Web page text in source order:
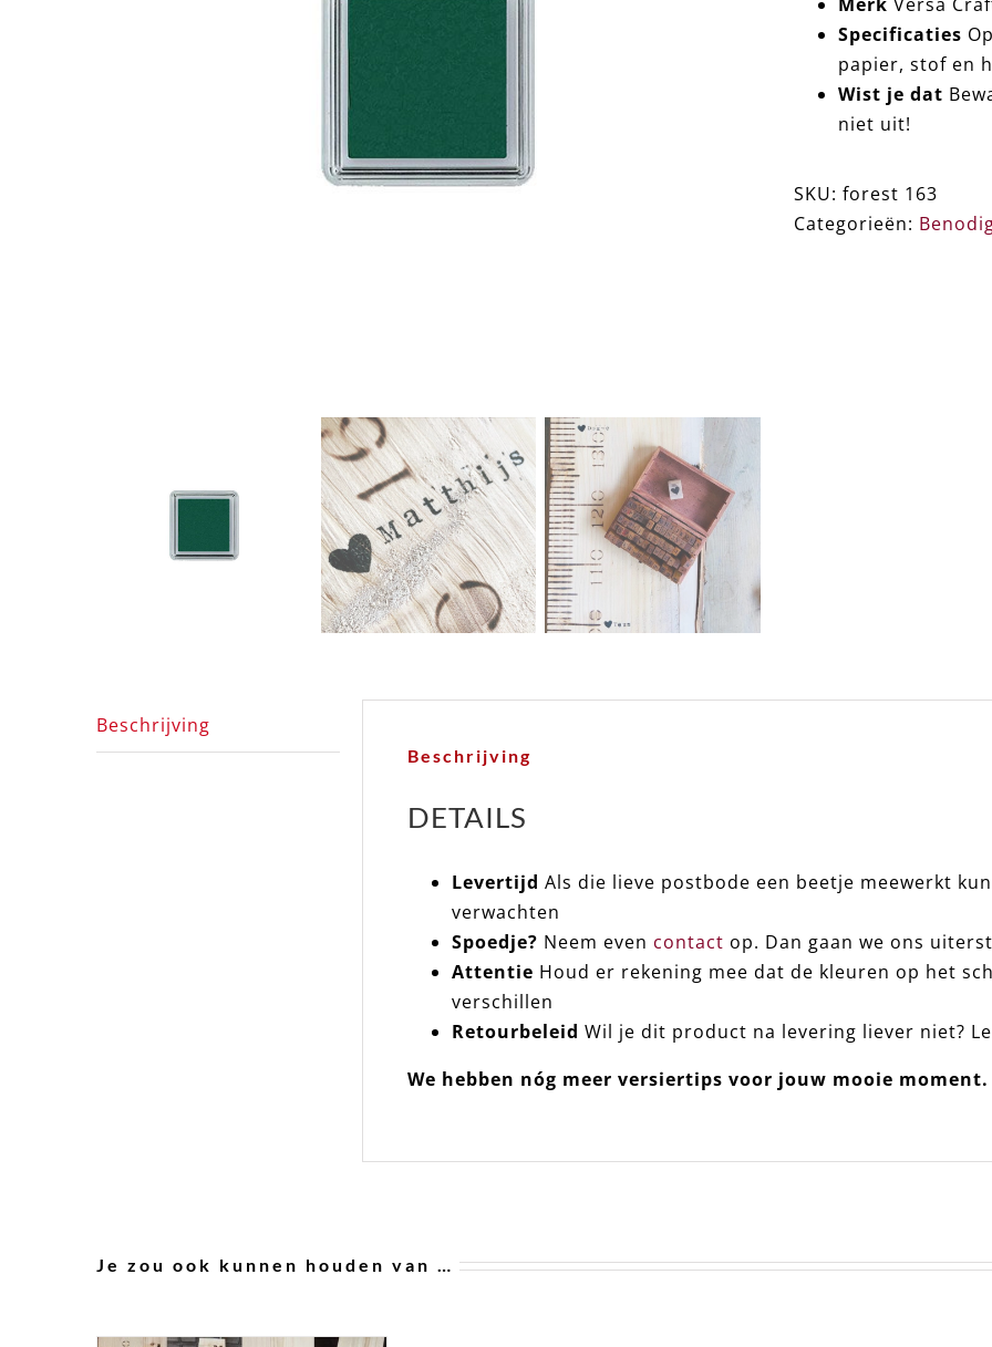
Specificaties
papier, stof en
Wist je dat
niet uit!
SKU: forest 163
Categorieën:
Beschrijving
Beschrijving
DETAILS
Levertijd Als die lieve postbode een beetje meewerkt
verwachten
Spoedje? Neem even contact op. Dan gaan we ons
Attentie Houd er rekening mee dat de kleuren op het
verschillen
Retourbeleid Wil je dit product na levering liever niet?
We hebben nóg meer versiertips voor jouw mooie moment.
Je zou ook kunnen houden van …